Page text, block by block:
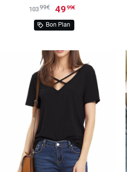
Dentelle Brodée
10399€ 49 99€
Bon Plan